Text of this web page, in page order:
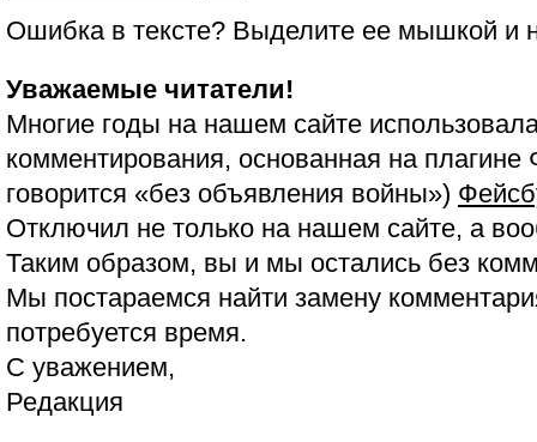
Ошибка в тексте? Выделите ее мышкой и
Уважаемые читатели!
Многие годы на нашем сайте
комментирования, основанная на
говорится «без объявления войны»)
Отключил не только на нашем сайте, а
Таким образом, вы и мы остались без
Мы постараемся найти замену
потребуется время.
С уважением,
Редакция